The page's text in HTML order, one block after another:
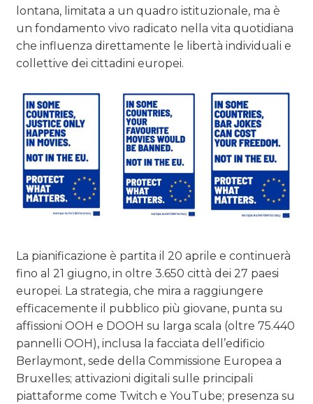
lontana, limitata a un quadro istituzionale, ma è
un fondamento vivo radicato nella vita quotidiana
che influenza direttamente le libertà individuali e
collettive dei cittadini europei.
La pianificazione è partita il 20 aprile e continuerà
fino al 21 giugno, in oltre 3.650 città dei 27 paesi
europei. La strategia, che mira a raggiungere
efficacemente il pubblico più giovane, punta su
affissioni OOH e DOOH su larga scala (oltre 75.440
pannelli OOH), inclusa la facciata dell’edificio
Berlaymont, sede della Commissione Europea a
Bruxelles; attivazioni digitali sulle principali
piattaforme come Twitch e YouTube; presenza su